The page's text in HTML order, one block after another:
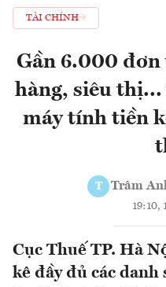
TÀI CHÍNH
Gần 6.000
hàng, siêu
máy tính tiền
T Trâm
19:10,
Cục Thuế TP. Hà
kê đầy đủ các